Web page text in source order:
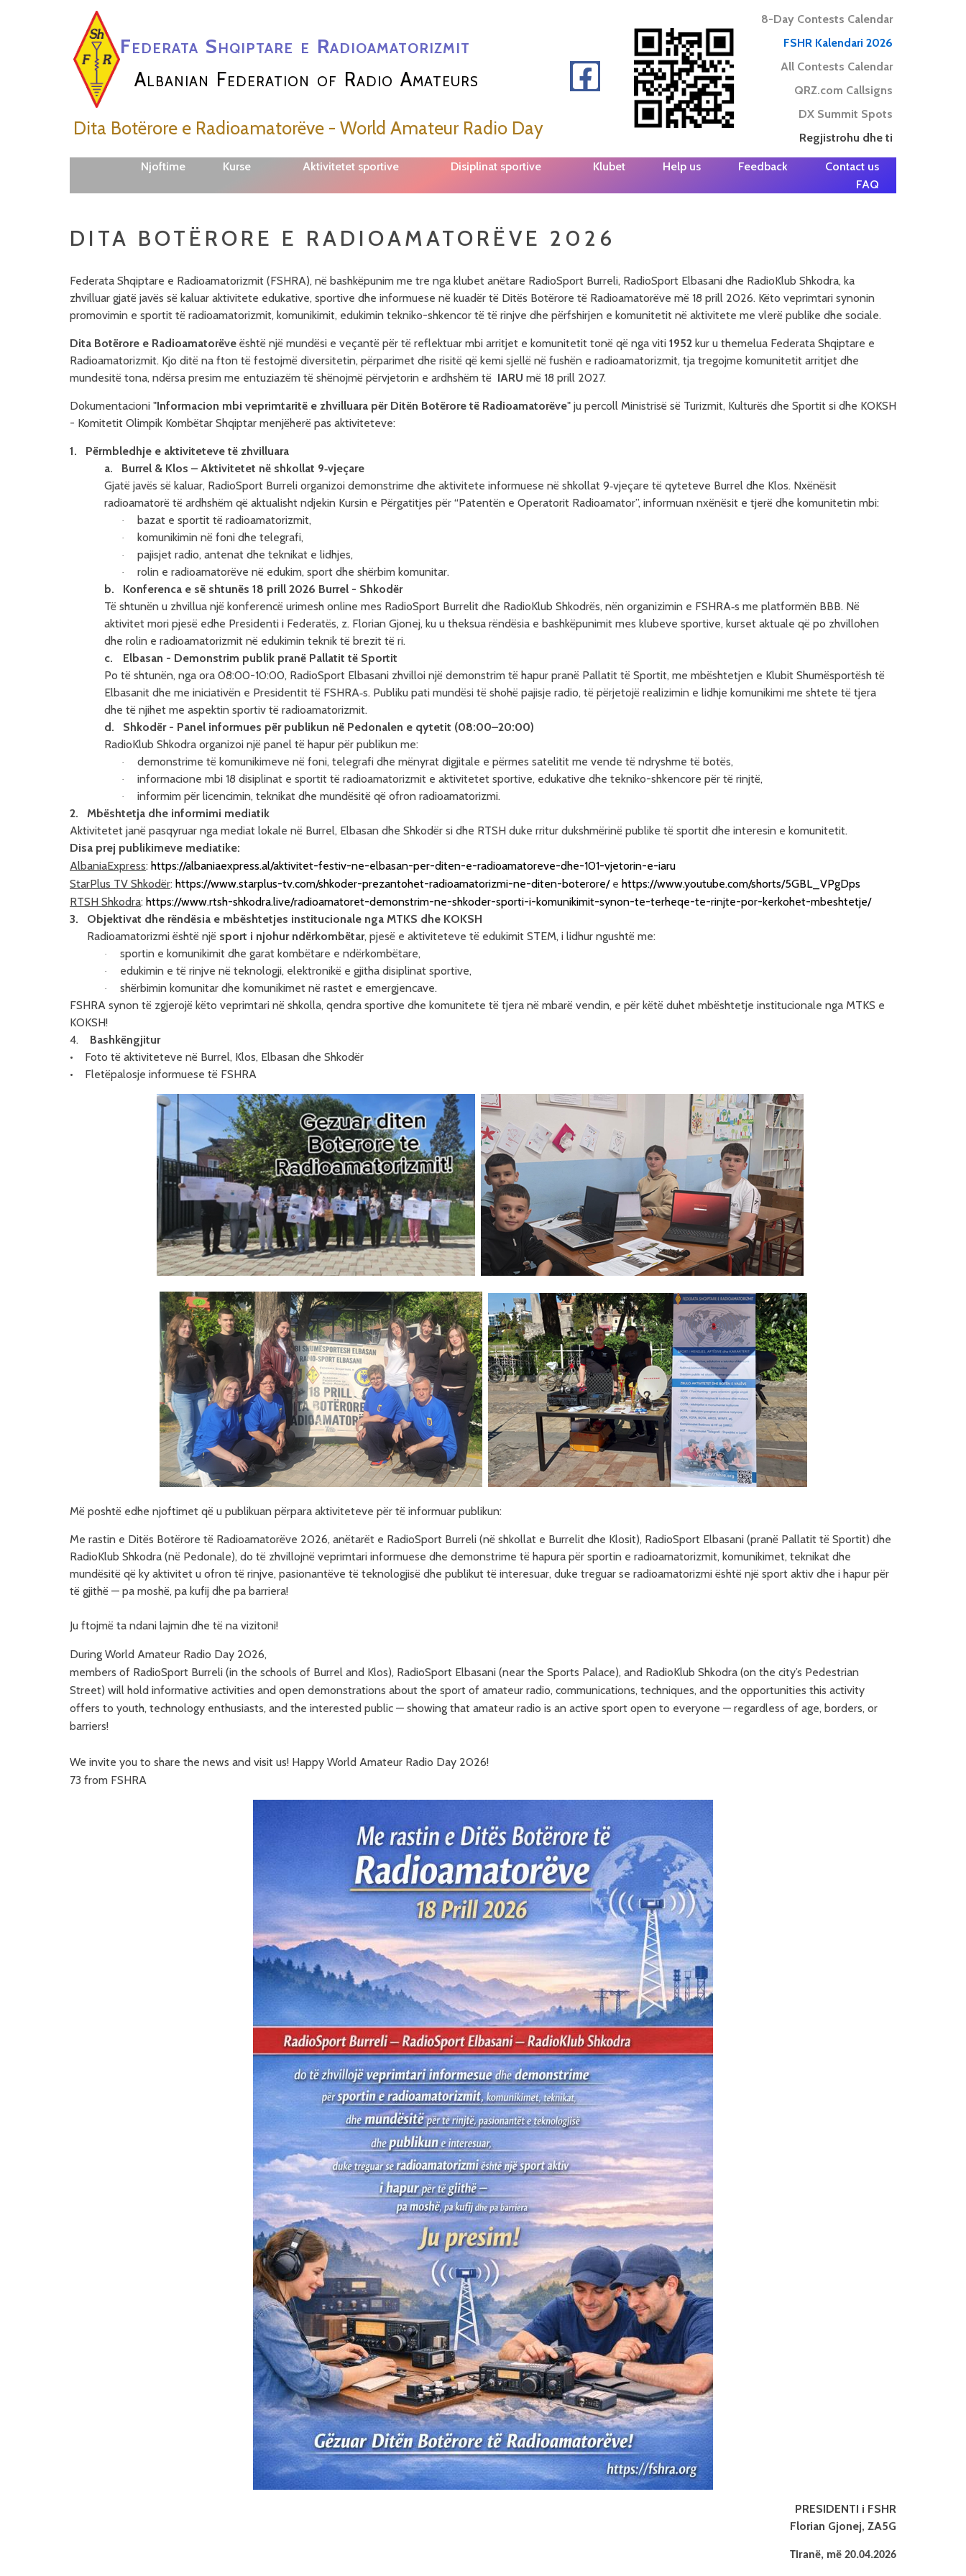
Federata Shqiptare e Radioamatorizmit
Albanian Federation of Radio Amateurs
Dita Botërore e Radioamatorëve - World Amateur Radio Day
8-Day Contests Calendar
FSHR Kalendari 2026
All Contests Calendar
QRZ.com Callsigns
DX Summit Spots
Regjistrohu dhe ti
Njoftime Kurse Aktivitetet sportive Disiplinat sportive Klubet Help us Feedback
Contact us
FAQ
DITA BOTËRORE E RADIOAMATORËVE 2026
Federata Shqiptare e Radioamatorizmit (FSHRA), në bashkëpunim me tre nga klubet anëtare RadioSport Burreli, RadioSport Elbasani dhe RadioKlub Shkodra, ka
zhvilluar gjatë javës së kaluar aktivitete edukative, sportive dhe informuese në kuadër të Ditës Botërore të Radioamatorëve më 18 prill 2026. Këto veprimtari synonin
promovimin e sportit të radioamatorizmit, komunikimit, edukimin tekniko-shkencor të të rinjve dhe përfshirjen e komunitetit në aktivitete me vlerë publike dhe sociale.
Dita Botërore e Radioamatorëve është një mundësi e veçantë për të reflektuar mbi arritjet e komunitetit tonë që nga viti 1952 kur u themelua Federata Shqiptare e
Radioamatorizmit. Kjo ditë na fton të festojmë diversitetin, përparimet dhe risitë që kemi sjellë në fushën e radioamatorizmit, tja tregojme komunitetit arritjet dhe
mundesitë tona, ndërsa presim me entuziazëm të shënojmë përvjetorin e ardhshëm të IARU më 18 prill 2027.
Dokumentacioni "Informacion mbi veprimtaritë e zhvilluara për Ditën Botërore të Radioamatorëve" ju percoll Ministrisë së Turizmit, Kulturës dhe Sportit si dhe KOKSH
- Komitetit Olimpik Kombëtar Shqiptar menjëherë pas aktiviteteve:
1.
Përmbledhje e aktiviteteve të zhvilluara
a.
Burrel & Klos – Aktivitetet në shkollat 9‑vjeçare
Gjatë javës së kaluar, RadioSport Burreli organizoi demonstrime dhe aktivitete informuese në shkollat 9‑vjeçare të qyteteve Burrel dhe Klos. Nxënësit
radioamatorë të ardhshëm që aktualisht ndjekin Kursin e Përgatitjes për “Patentën e Operatorit Radioamator”, informuan nxënësit e tjerë dhe komunitetin mbi:
· bazat e sportit të radioamatorizmit,
· komunikimin në foni dhe telegrafi,
· pajisjet radio, antenat dhe teknikat e lidhjes,
·
rolin e radioamatorëve në edukim, sport dhe shërbim komunitar.
b.
Konferenca e së shtunës 18 prill 2026 Burrel - Shkodër
Të shtunën u zhvillua një konferencë urimesh online mes RadioSport Burrelit dhe RadioKlub Shkodrës, nën organizimin e FSHRA‑s me platformën BBB. Në
aktivitet mori pjesë edhe Presidenti i Federatës, z. Florian Gjonej, ku u theksua rëndësia e bashkëpunimit mes klubeve sportive, kurset aktuale që po zhvillohen
dhe rolin e radioamatorizmit në edukimin teknik të brezit të ri.
c.
Elbasan - Demonstrim publik pranë Pallatit të Sportit
Po të shtunën, nga ora 08:00-10:00, RadioSport Elbasani zhvilloi një demonstrim të hapur pranë Pallatit të Sportit, me mbështetjen e Klubit Shumësportësh të
Elbasanit dhe me iniciativën e Presidentit të FSHRA‑s. Publiku pati mundësi të shohë pajisje radio, të përjetojë realizimin e lidhje komunikimi me shtete të tjera
dhe të njihet me aspektin sportiv të radioamatorizmit.
d.
Shkodër - Panel informues për publikun në Pedonalen e qytetit (08:00–20:00)
RadioKlub Shkodra organizoi një panel të hapur për publikun me:
· demonstrime të komunikimeve në foni, telegrafi dhe mënyrat digjitale e përmes satelitit me vende të ndryshme të botës,
· informacione mbi 18 disiplinat e sportit të radioamatorizmit e aktivitetet sportive, edukative dhe tekniko-shkencore për të rinjtë,
·
informim për licencimin, teknikat dhe mundësitë që ofron radioamatorizmi.
2.
Mbështetja dhe informimi mediatik
Aktivitetet janë pasqyruar nga mediat lokale në Burrel, Elbasan dhe Shkodër si dhe RTSH duke rritur dukshmërinë publike të sportit dhe interesin e komunitetit.
Disa prej publikimeve mediatike:
AlbaniaExpress: https://albaniaexpress.al/aktivitet-festiv-ne-elbasan-per-diten-e-radioamatoreve-dhe-101-vjetorin-e-iaru
StarPlus TV Shkodër: https://www.starplus-tv.com/shkoder-prezantohet-radioamatorizmi-ne-diten-boterore/e https://www.youtube.com/shorts/5GBL_VPgDps
RTSH Shkodra: https://www.rtsh-shkodra.live/radioamatoret-demonstrim-ne-shkoder-sporti-i-komunikimit-synon-te-terheqe-te-rinjte-por-kerkohet-mbeshtetje/
3.
Objektivat dhe rëndësia e mbështetjes institucionale nga MTKS dhe KOKSH
Radioamatorizmi është një sport i njohur ndërkombëtar, pjesë e aktiviteteve të edukimit STEM, i lidhur ngushtë me:
· sportin e komunikimit dhe garat kombëtare e ndërkombëtare,
· edukimin e të rinjve në teknologji, elektronikë e gjitha disiplinat sportive,
·
shërbimin komunitar dhe komunikimet në rastet e emergjencave.
FSHRA synon të zgjerojë këto veprimtari në shkolla, qendra sportive dhe komunitete të tjera në mbarë vendin, e për këtë duhet mbështetje institucionale nga MTKS e
KOKSH!
4. Bashkëngjitur
• Foto të aktiviteteve në Burrel, Klos, Elbasan dhe Shkodër
• Fletëpalosje informuese të FSHRA
Më poshtë edhe njoftimet që u publikuan përpara aktiviteteve për të informuar publikun:
Me rastin e Ditës Botërore të Radioamatorëve 2026, anëtarët e RadioSport Burreli (në shkollat e Burrelit dhe Klosit), RadioSport Elbasani (pranë Pallatit të Sportit) dhe
RadioKlub Shkodra (në Pedonale), do të zhvillojnë veprimtari informuese dhe demonstrime të hapura për sportin e radioamatorizmit, komunikimet, teknikat dhe
mundësitë që ky aktivitet u ofron të rinjve, pasionantëve të teknologjisë dhe publikut të interesuar, duke treguar se radioamatorizmi është një sport aktiv dhe i hapur për
të gjithë — pa moshë, pa kufij dhe pa barriera!
Ju ftojmë ta ndani lajmin dhe të na vizitoni!
During World Amateur Radio Day 2026,
members of RadioSport Burreli (in the schools of Burrel and Klos), RadioSport Elbasani (near the Sports Palace), and RadioKlub Shkodra (on the city’s Pedestrian
Street) will hold informative activities and open demonstrations about the sport of amateur radio, communications, techniques, and the opportunities this activity
offers to youth, technology enthusiasts, and the interested public — showing that amateur radio is an active sport open to everyone — regardless of age, borders, or
barriers!
We invite you to share the news and visit us! Happy World Amateur Radio Day 2026!
73 from FSHRA
PRESIDENTI i FSHR
Florian Gjonej, ZA5G
Tiranë, më 20.04.2026